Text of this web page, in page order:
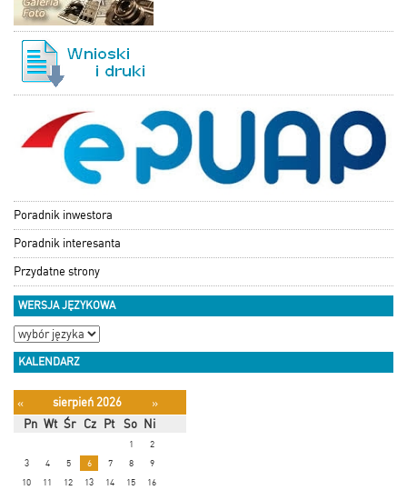
Poradnik inwestora
Poradnik interesanta
Przydatne strony
WERSJA JĘZYKOWA
KALENDARZ
« sierpień 2026
»
Pn Wt Śr Cz Pt So Ni
1
2
3
4 5 6 7 8
9
10
11 12 13 14 15 16